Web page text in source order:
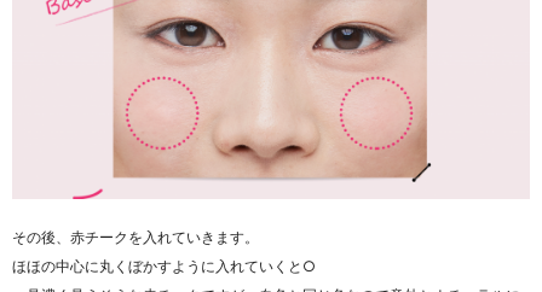
その後、赤チークを入れていきます。
ほほの中心に丸くぼかすように入れていくと○